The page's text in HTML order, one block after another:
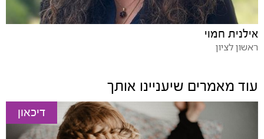
אילנית חמוי
ראשון לציון
עוד מאמרים שיעניינו אותך
דיכאון